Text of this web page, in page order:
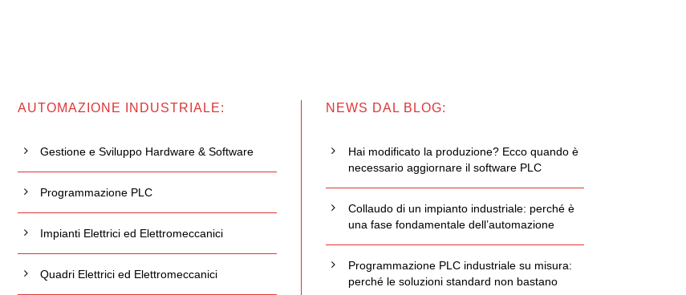
AUTOMAZIONE INDUSTRIALE:
Gestione e Sviluppo Hardware & Software
Programmazione PLC
Impianti Elettrici ed Elettromeccanici
Quadri Elettrici ed Elettromeccanici
NEWS DAL BLOG:
Hai modificato la produzione? Ecco quando è
necessario aggiornare il software PLC
Collaudo di un impianto industriale: perché è
una fase fondamentale dell’automazione
Programmazione PLC industriale su misura:
perché le soluzioni standard non bastano